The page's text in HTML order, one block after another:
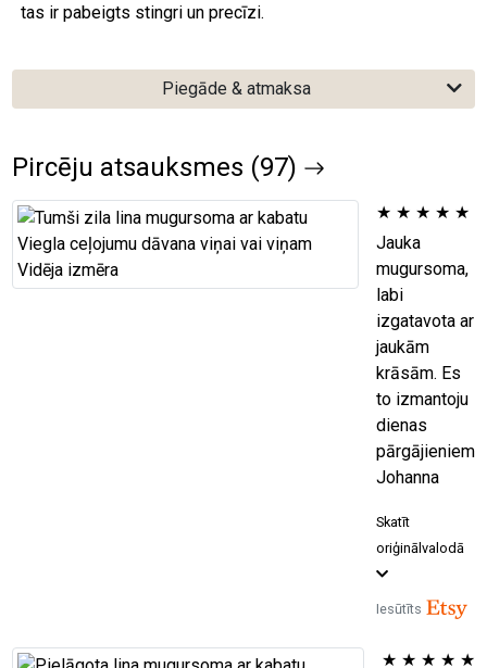
tas ir pabeigts stingri un precīzi.
Piegāde & atmaksa
Pircēju atsauksmes (97)
★ ★ ★ ★ ★
Jauka
mugursoma,
labi
izgatavota ar
jaukām
krāsām. Es
to izmantoju
dienas
pārgājieniem
Johanna
Skatīt
oriģinālvalodā
Iesūtīts
★ ★ ★ ★ ★